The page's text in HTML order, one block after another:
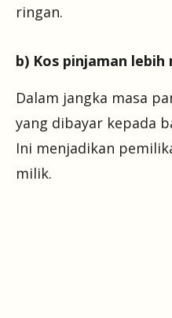
ringan.
b) Kos pinjaman lebih
Dalam jangka masa
yang dibayar kepada
Ini menjadikan
milik.